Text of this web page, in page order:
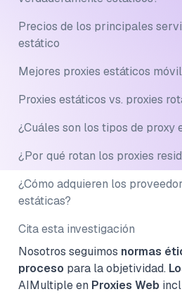
Precios de los principales
estático
Mejores proxies estáticos
Proxies estáticos vs. proxies
¿Cuáles son los tipos de proxy
¿Por qué rotan los proxies
¿Cómo adquieren los
estáticas?
Cita esta investigación
Nosotros seguimos normas
proceso para la objetividad.
AIMultiple en Proxies Web